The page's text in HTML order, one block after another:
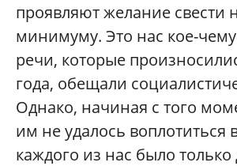
проявляют желание свести
минимуму. Это нас кое-
речи, которые
года, обещали
Однако, начиная с того
им не удалось воплотиться
каждого из нас было только